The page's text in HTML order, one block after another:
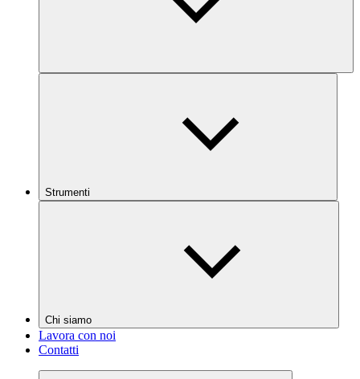
Strumenti
Chi siamo
Lavora con noi
Contatti